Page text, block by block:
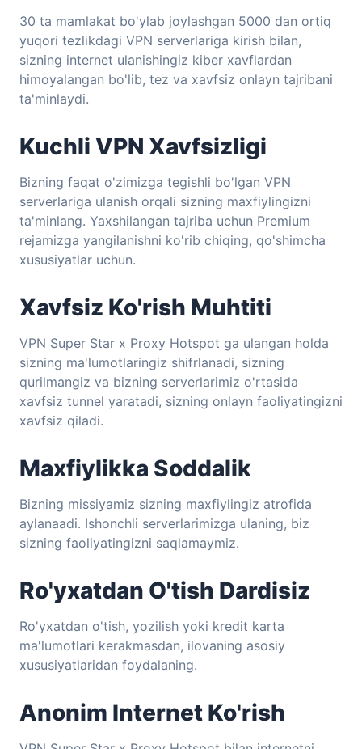
30 ta mamlakat bo'ylab joylashgan 5000 dan ortiq
yuqori tezlikdagi VPN serverlariga kirish bilan,
sizning internet ulanishingiz kiber xavflardan
himoyalangan bo'lib, tez va xavfsiz onlayn tajribani
ta'minlaydi.
Kuchli VPN Xavfsizligi
Bizning faqat o'zimizga tegishli bo'lgan VPN
serverlariga ulanish orqali sizning maxfiylingizni
ta'minlang. Yaxshilangan tajriba uchun Premium
rejamizga yangilanishni ko'rib chiqing, qo'shimcha
xususiyatlar uchun.
Xavfsiz Ko'rish Muhtiti
VPN Super Star x Proxy Hotspot ga ulangan holda
sizning ma'lumotlaringiz shifrlanadi, sizning
qurilmangiz va bizning serverlarimiz o'rtasida
xavfsiz tunnel yaratadi, sizning onlayn faoliyatingizni
xavfsiz qiladi.
Maxfiylikka Soddalik
Bizning missiyamiz sizning maxfiylingiz atrofida
aylanaadi. Ishonchli serverlarimizga ulaning, biz
sizning faoliyatingizni saqlamaymiz.
Ro'yxatdan O'tish Dardisiz
Ro'yxatdan o'tish, yozilish yoki kredit karta
ma'lumotlari kerakmasdan, ilovaning asosiy
xususiyatlaridan foydalaning.
Anonim Internet Ko'rish